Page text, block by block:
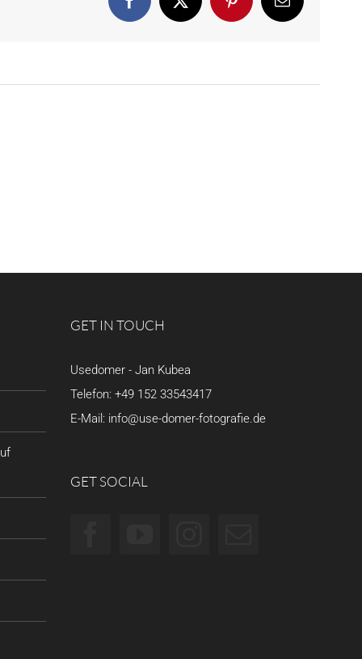
Facebook
X PinterestE-
Mail
GET IN TOUCH
Usedomer - Jan Kubea
Telefon:+49 152 33543417
E-Mail: info@use-domer-fotografie.de
GET SOCIAL